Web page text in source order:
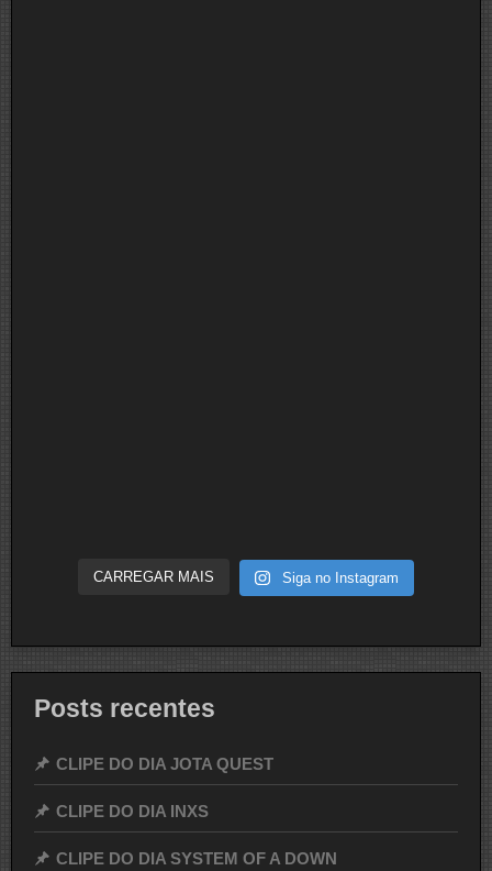
CARREGAR MAIS Siga no Instagram
Posts recentes
CLIPE DO DIA JOTA QUEST
CLIPE DO DIA INXS
CLIPE DO DIA SYSTEM OF A DOWN